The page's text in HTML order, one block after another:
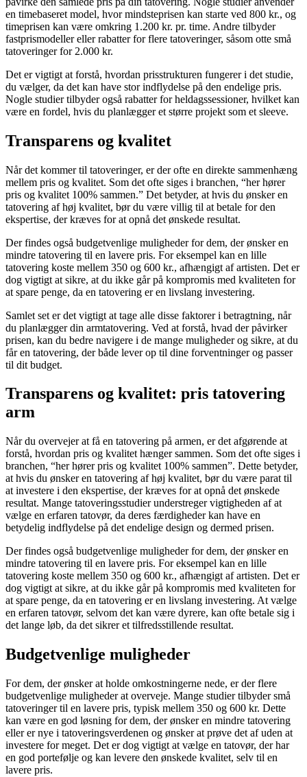
en timebaseret model, hvor mindsteprisen kan starte ved 800 kr., og
timeprisen kan være omkring 1.200 kr. pr. time. Andre tilbyder
fastprismodeller eller rabatter for flere tatoveringer, såsom otte små
tatoveringer for 2.000 kr.
Det er vigtigt at forstå, hvordan prisstrukturen fungerer i det studie,
du vælger, da det kan have stor indflydelse på den endelige pris.
Nogle studier tilbyder også rabatter for heldagssessioner, hvilket kan
være en fordel, hvis du planlægger et større projekt som et sleeve.
Transparens og kvalitet
Når det kommer til tatoveringer, er der ofte en direkte sammenhæng
mellem pris og kvalitet. Som det ofte siges i branchen, “her hører
pris og kvalitet 100% sammen.” Det betyder, at hvis du ønsker en
tatovering af høj kvalitet, bør du være villig til at betale for den
ekspertise, der kræves for at opnå det ønskede resultat.
Der findes også budgetvenlige muligheder for dem, der ønsker en
mindre tatovering til en lavere pris. For eksempel kan en lille
tatovering koste mellem 350 og 600 kr., afhængigt af artisten. Det er
dog vigtigt at sikre, at du ikke går på kompromis med kvaliteten for
at spare penge, da en tatovering er en livslang investering.
Samlet set er det vigtigt at tage alle disse faktorer i betragtning, når
du planlægger din armtatovering. Ved at forstå, hvad der påvirker
prisen, kan du bedre navigere i de mange muligheder og sikre, at du
får en tatovering, der både lever op til dine forventninger og passer
til dit budget.
Transparens og kvalitet: pris tatovering
arm
Når du overvejer at få en tatovering på armen, er det afgørende at
forstå, hvordan pris og kvalitet hænger sammen. Som det ofte siges i
branchen, “her hører pris og kvalitet 100% sammen”. Dette betyder,
at hvis du ønsker en tatovering af høj kvalitet, bør du være parat til
at investere i den ekspertise, der kræves for at opnå det ønskede
resultat. Mange tatoveringsstudier understreger vigtigheden af at
vælge en erfaren tatovør, da deres færdigheder kan have en
betydelig indflydelse på det endelige design og dermed prisen.
Der findes også budgetvenlige muligheder for dem, der ønsker en
mindre tatovering til en lavere pris. For eksempel kan en lille
tatovering koste mellem 350 og 600 kr., afhængigt af artisten. Det er
dog vigtigt at sikre, at du ikke går på kompromis med kvaliteten for
at spare penge, da en tatovering er en livslang investering. At vælge
en erfaren tatovør, selvom det kan være dyrere, kan ofte betale sig i
det lange løb, da det sikrer et tilfredsstillende resultat.
Budgetvenlige muligheder
For dem, der ønsker at holde omkostningerne nede, er der flere
budgetvenlige muligheder at overveje. Mange studier tilbyder små
tatoveringer til en lavere pris, typisk mellem 350 og 600 kr. Dette
kan være en god løsning for dem, der ønsker en mindre tatovering
eller er nye i tatoveringsverdenen og ønsker at prøve det af uden at
investere for meget. Det er dog vigtigt at vælge en tatovør, der har
en god portefølje og kan levere den ønskede kvalitet, selv til en
lavere pris.